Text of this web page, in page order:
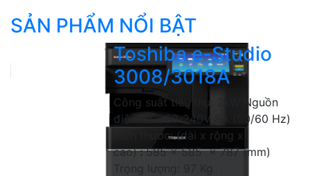
SẢN PHẨM NỔI BẬT
Toshiba e-Studio
3008/3018A
Công suất tiêu thụ: 2kW Nguồn
điện: AC220-240V 8A (50/60 Hz)
Kích thước: (dài x rộng x
cao):585 x 585 x 787 (mm)
Trọng lượng: 97 Kg